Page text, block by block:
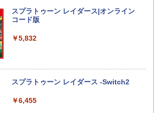
￥6,580
￥920
￥4,690
￥296
窩座再来(通常版)【Blu-ray】 [ 吾峠呼世
スプラトゥーン レイダース|オンライン
コード版
￥5,832
スプラトゥーン レイダース -Switch2
￥6,455